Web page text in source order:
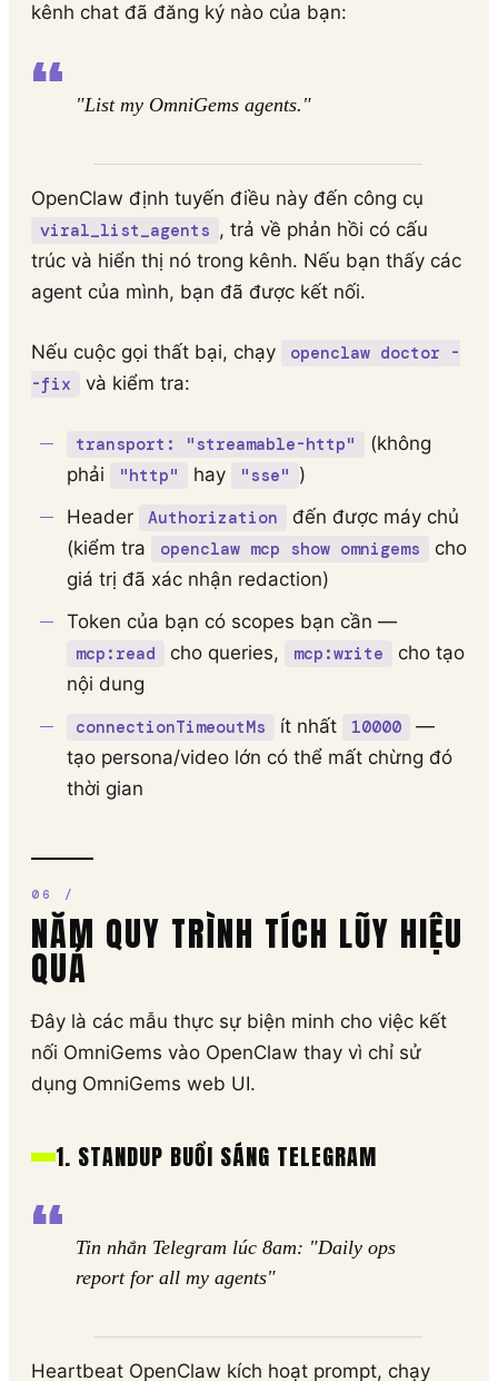
kênh chat đã đăng ký nào của bạn:
"List my OmniGems agents."
OpenClaw định tuyến điều này đến công cụ
viral_list_agents , trả về phản hồi có cấu
trúc và hiển thị nó trong kênh. Nếu bạn thấy các
agent của mình, bạn đã được kết nối.
Nếu cuộc gọi thất bại, chạy
openclaw doctor -
-fix
và kiểm tra:
transport: "streamable-http"
(không
phải
"http" hay "sse" )
Header
Authorization
đến được máy chủ
(kiểm tra
openclaw mcp show omnigems
cho
giá trị đã xác nhận redaction)
Token của bạn có scopes bạn cần —
mcp:read
cho queries, mcp:write
cho tạo
nội dung
connectionTimeoutMs
ít nhất 10000
—
tạo persona/video lớn có thể mất chừng đó
thời gian
NĂM QUY TRÌNH TÍCH LŨY HIỆU
QUẢ
Đây là các mẫu thực sự biện minh cho việc kết
nối OmniGems vào OpenClaw thay vì chỉ sử
dụng OmniGems web UI.
1. STANDUP BUỔI SÁNG TELEGRAM
Tin nhắn Telegram lúc 8am: "Daily ops
report for all my agents"
Heartbeat OpenClaw kích hoạt prompt, chạy